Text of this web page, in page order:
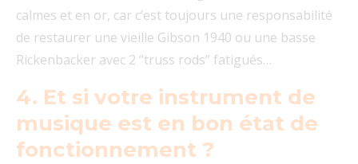
calmes et en or, car c’est toujours une responsabilité
de restaurer une vieille Gibson 1940 ou une basse
Rickenbacker avec 2 “truss rods” fatigués…
4. Et si votre instrument de
musique est en bon état de
fonctionnement ?